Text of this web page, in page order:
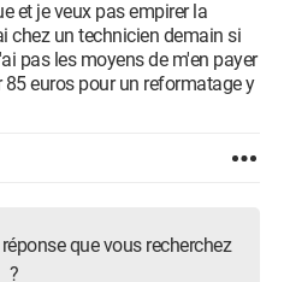
et je veux pas empirer la
chez un technicien demain si
pas les moyens de m'en payer
euros pour un reformatage y
que vous recherchez
?